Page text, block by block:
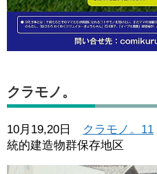
クラモノ。
10月19,20日 クラモノ。11
統的建造物群保存地区